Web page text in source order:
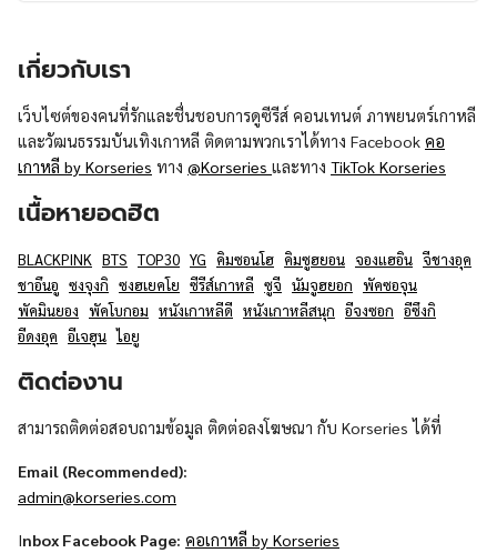
เกี่ยวกับเรา
เว็บไซต์ของคนที่รักและชื่นชอบการดูซีรีส์ คอนเทนต์ ภาพยนตร์เกาหลี
และวัฒนธรรมบันเทิงเกาหลี ติดตามพวกเราได้ทาง Facebook คอ
เกาหลี by Korseries ทาง @Korseries และทาง TikTok Korseries
เนื้อหายอดฮิต
BLACKPINK BTS TOP30 YG คิมซอนโฮ คิมซูฮยอน จองแฮอิน จีชางอุค
ชาอึนอู ซงจุงกิ ซงฮเยคโย ซีรีส์เกาหลี ซูจี นัมจูฮยอก พัคซอจุน
พัคมินยอง พัคโบกอม หนังเกาหลีดี หนังเกาหลีสนุก อีจงซอก อีซึงกิ
อีดงอุค อีเจฮุน ไอยู
ติดต่องาน
สามารถติดต่อสอบถามข้อมูล ติดต่อลงโฆษณา กับ Korseries ได้ที่
Email (Recommended):
admin@korseries.com
Inbox Facebook Page: คอเกาหลี by Korseries